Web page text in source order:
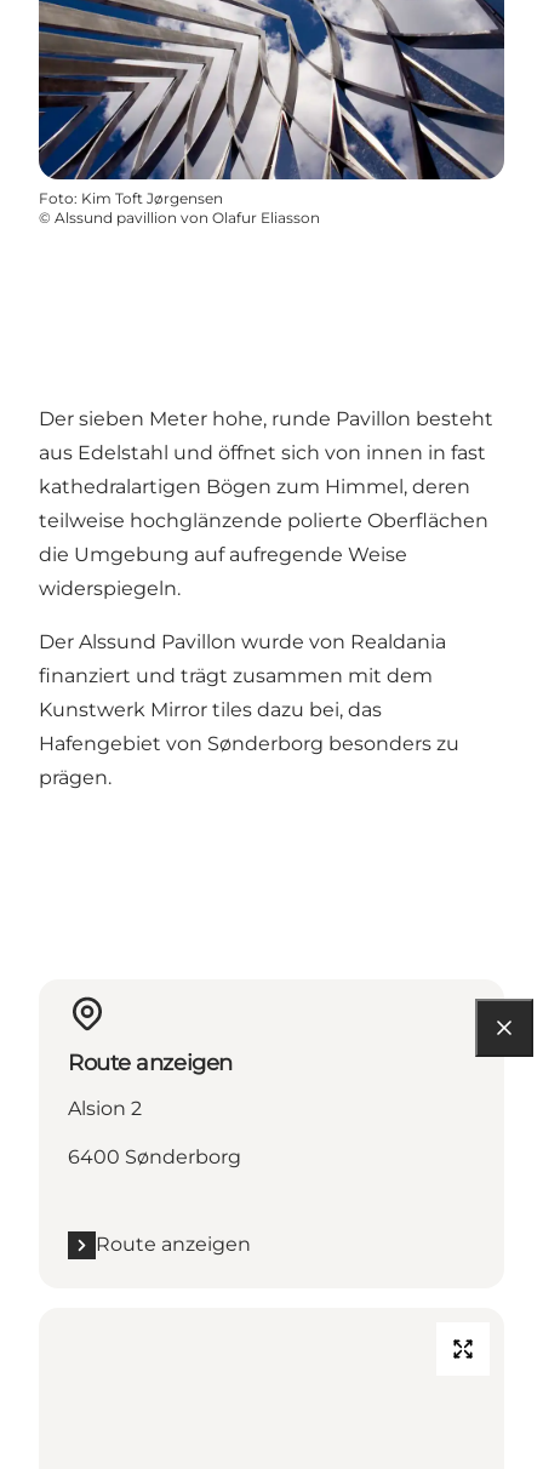
Foto: Kim Toft Jørgensen
© Alssund pavillion von Olafur Eliasson
Der sieben Meter hohe, runde Pavillon besteht
aus Edelstahl und öffnet sich von innen in fast
kathedralartigen Bögen zum Himmel, deren
teilweise hochglänzende polierte Oberflächen
die Umgebung auf aufregende Weise
widerspiegeln.
Der Alssund Pavillon wurde von Realdania
finanziert und trägt zusammen mit dem
Kunstwerk Mirror tiles dazu bei, das
Hafengebiet von Sønderborg besonders zu
prägen.
Route anzeigen
Alsion 2
6400 Sønderborg
Route anzeigen